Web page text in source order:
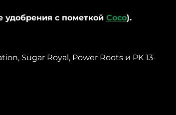
с пометкой Coco).
Sugar Royal, Power Roots и PK 13-